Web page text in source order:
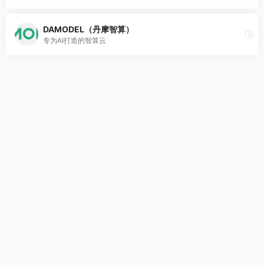
DAMODEL（丹摩智算）
专为AI打造的智算云